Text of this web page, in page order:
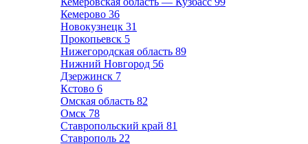
Кемерово 36
Новокузнецк 31
Прокопьевск 5
Нижегородская область 89
Нижний Новгород 56
Дзержинск 7
Кстово 6
Омская область 82
Омск 78
Ставропольский край 81
Ставрополь 22